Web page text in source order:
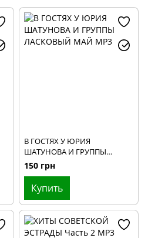
Relax Ethno Folk 2023
В ГОСТЯХ У ЮРИЯ
ШАТУНОВА И ГРУППЫ
ЛАСКОВЫЙ МАЙ МР3
150 грн
Купить